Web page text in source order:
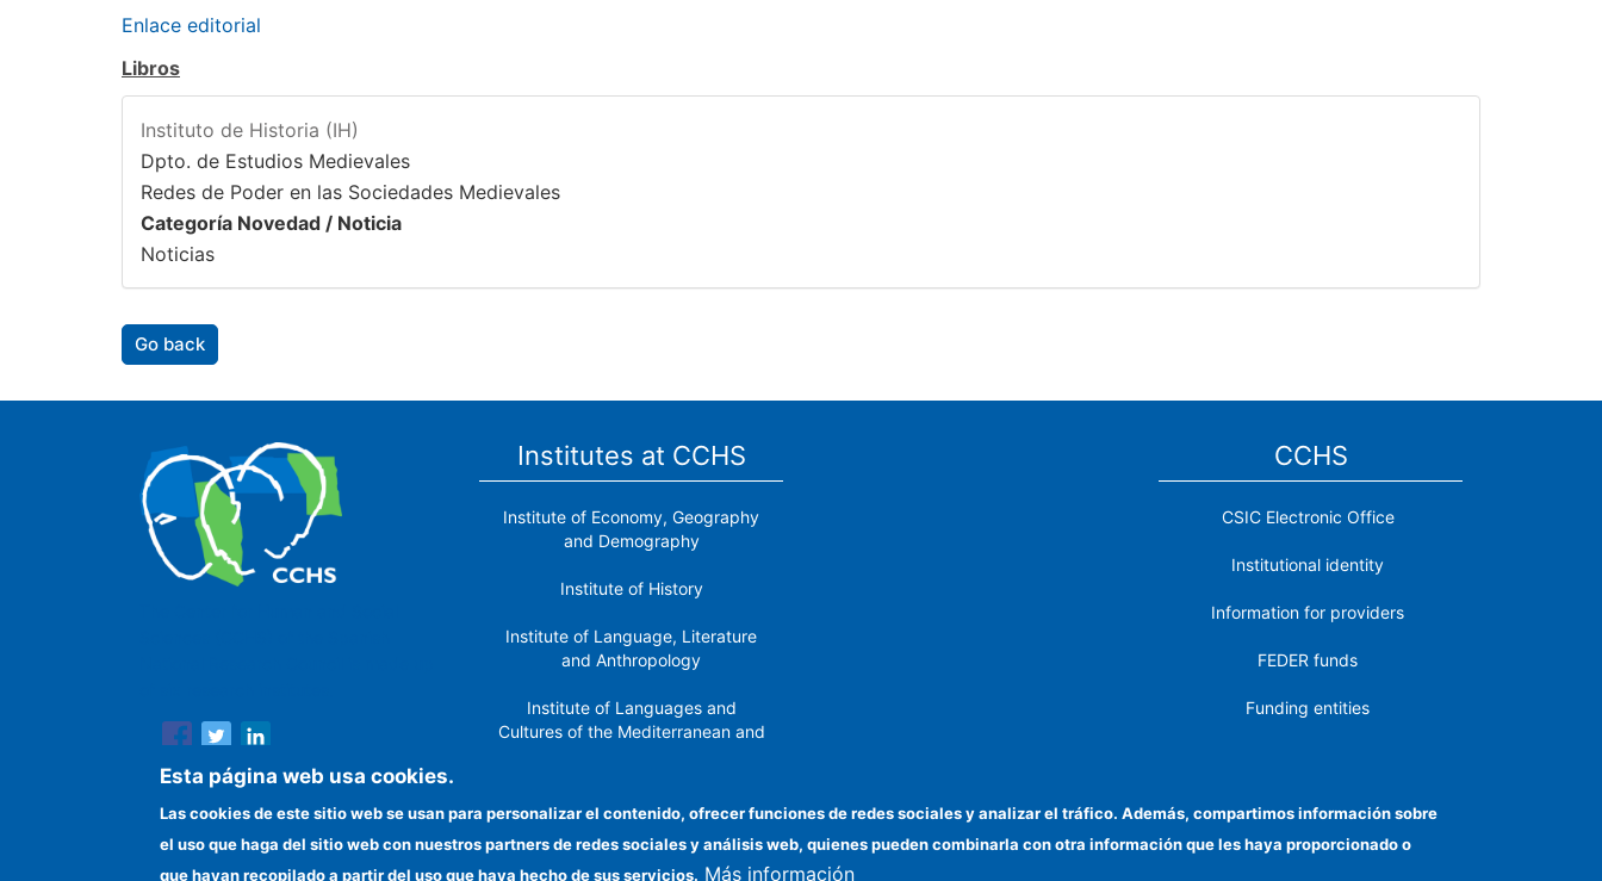
Enlace editorial
Libros
Instituto de Historia (IH)
Dpto. de Estudios Medievales
Redes de Poder en las Sociedades Medievales
Categoría Novedad / Noticia
Noticias
Go back
Institutes at CCHS
Institute of Economy, Geography
and Demography
Institute of History
Institute of Language, Literature
and Anthropology
Institute of Languages ​​and
Cultures of the Mediterranean and
Institute of Philosophy
Institute of Public Policies and
Goods
CCHS
CSIC Electronic Office
Institutional identity
Information for providers
FEDER funds
Funding entities
Location
Esta página web usa cookies.
Las cookies de este sitio web se usan para personalizar el contenido, ofrecer funciones de redes sociales y analizar el tráfico. Además, compartimos información sobre
el uso que haga del sitio web con nuestros partners de redes sociales y análisis web, quienes pueden combinarla con otra información que les haya proporcionado o
que hayan recopilado a partir del uso que haya hecho de sus servicios. Más información